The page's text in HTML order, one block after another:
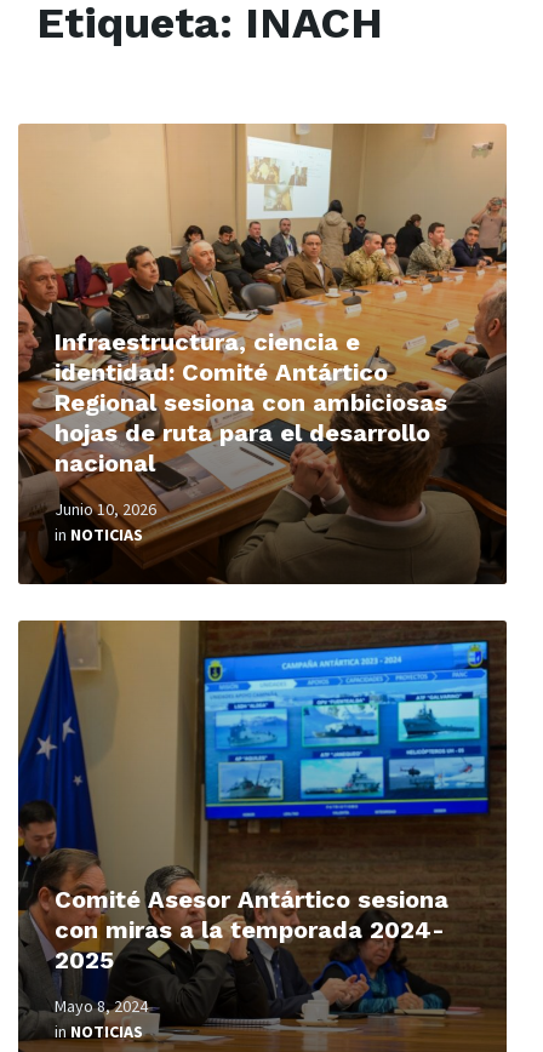
Etiqueta: INACH
Infraestructura, ciencia e
identidad: Comité Antártico
Regional sesiona con ambiciosas
hojas de ruta para el desarrollo
nacional
Junio 10, 2026
in NOTICIAS
Read
Comité Asesor Antártico sesiona
con miras a la temporada 2024-
2025
Mayo 8, 2024
inNOTICIAS
Read
More